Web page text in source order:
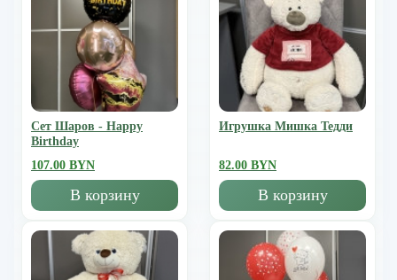
Сет Шаров - Happy
Birthday
107.00 BYN
В корзину
Игрушка Мишка Тедди
82.00 BYN
В корзину